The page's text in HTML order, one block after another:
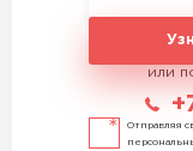
или
Отправляя